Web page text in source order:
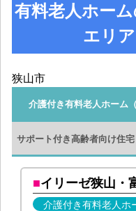
有料老人ホー
エリ
狭山市
介護付き有料老人ホーム
サポート付き高齢者向け住宅
イリーゼ狭山・
介護付き有料老人ホ